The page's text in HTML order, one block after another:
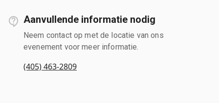
Aanvullende informatie nodig
Neem contact op met de locatie van ons
evenement voor meer informatie.
(405) 463-2809